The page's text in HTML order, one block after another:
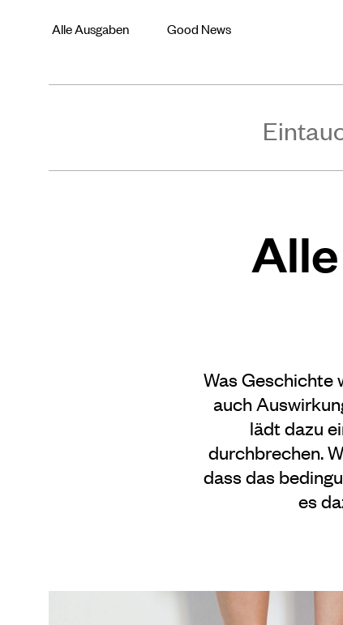
Alle Ausgaben Good News
Was Geschichte
auch
lädt dazu
durchbrechen.
dass das
es